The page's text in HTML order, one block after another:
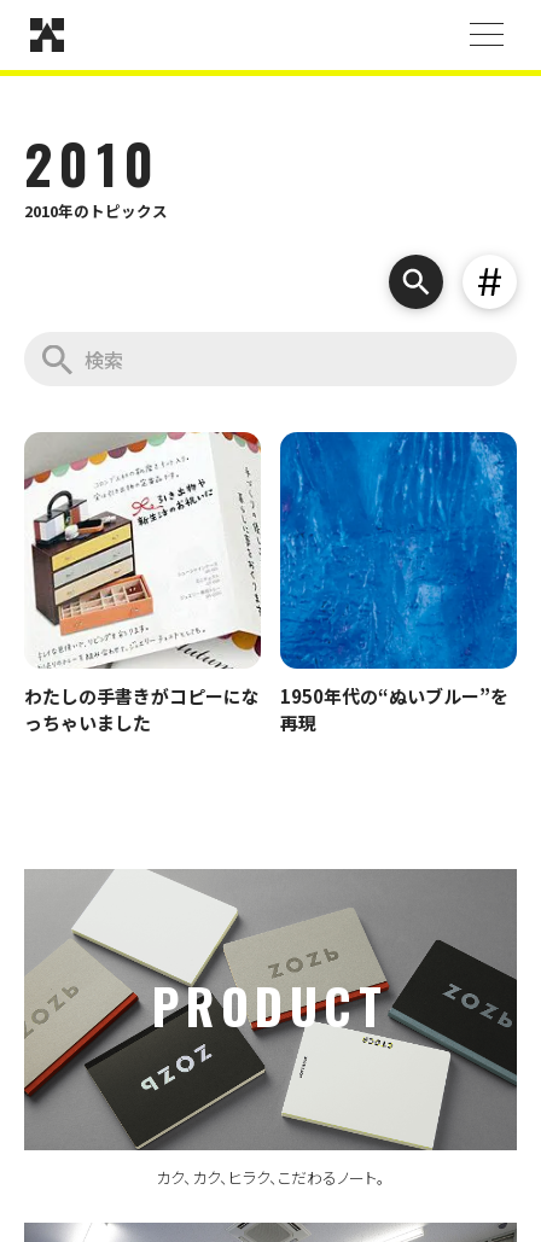
2010
2010年のトピックス
わたしの手書きがコピーにな
っちゃいました
1950年代の“ぬいブルー”を
再現
PRODUCT
カク、カク、ヒラク、こだわるノート。